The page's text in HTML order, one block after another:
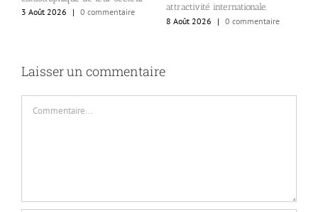
3 Août 2026
| 0 commentaire
attractivité internationale.
8 Août 2026
| 0 commentaire
Laisser un commentaire